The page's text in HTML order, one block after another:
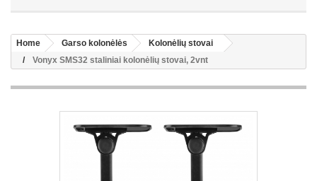
Home Garso kolonėlės
Kolonėlių stovai
Vonyx SMS32 staliniai kolonėlių stovai, 2vnt